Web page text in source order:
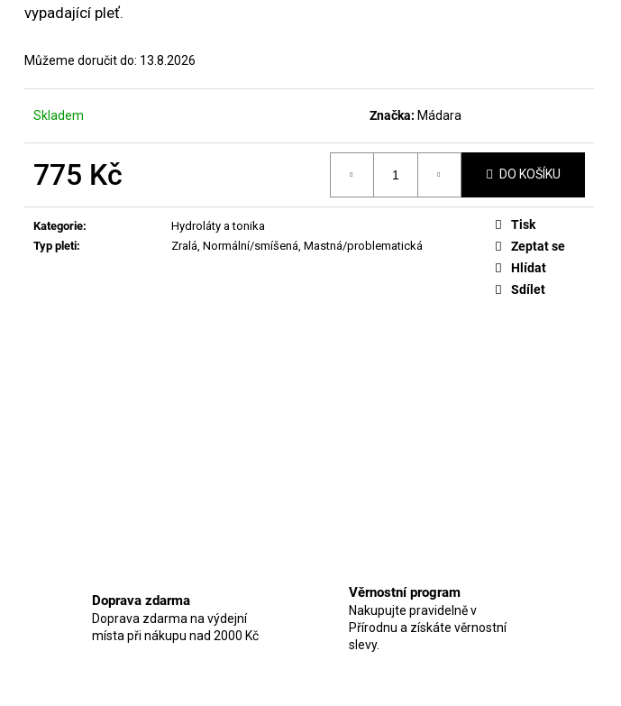
vypadající pleť.
Můžeme doručit do: 13.8.2026
Skladem Značka: Mádara
775 Kč DO KOŠÍKU
Kategorie:
Hydroláty a tonika
Typ pleti: Zralá Normální/smíšená Mastná/problematická
Tisk
Zeptat se
Hlídat
Sdílet
Doprava zdarma
Doprava zdarma na výdejní
místa při nákupu nad 2000 Kč
Věrnostní program
Nakupujte pravidelně v
Přírodnu a získáte věrnostní
slevy.
MANUCURIST ODLAKOVAČ GREEN™ &
ACTIVE - GENTLE REMOVER 50ML